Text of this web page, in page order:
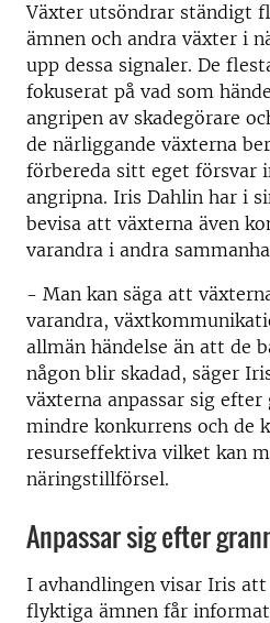
Växter utsöndrar ständigt
ämnen och andra växter i
upp dessa signaler. De
fokuserat på vad som
angripen av skadegörare
de närliggande växterna
förbereda sitt eget försvar
angripna. Iris Dahlin har i
bevisa att växterna även
varandra i andra
- Man kan säga att
varandra,
allmän händelse än att de
någon blir skadad, säger
växterna anpassar sig
mindre konkurrens och de
resurseffektiva vilket kan
näringstillförsel.
Anpassar sig efter
I avhandlingen visar Iris
flyktiga ämnen får